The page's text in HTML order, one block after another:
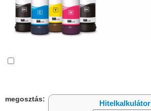
megosztás:
Hitelkalkulátor